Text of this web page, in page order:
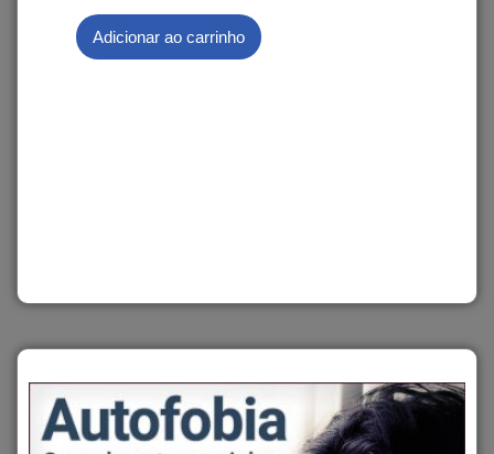
Adicionar ao carrinho